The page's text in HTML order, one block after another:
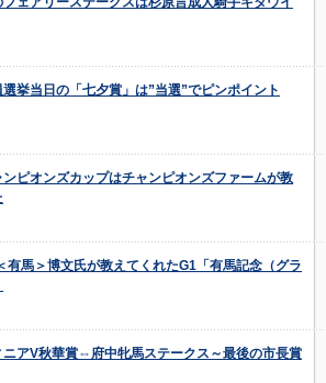
挙当日の「七夕賞」は”当選”でピンポイント
ピオンズカップはチャンピオンズファームが教
有馬＞博文氏が教えてくれたG1「有馬記念（グラ
ニアV秋華賞⇔府中牝馬ステークス～最後の市長賞